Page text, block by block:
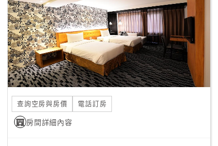
Line
線
上
客
服
紅
利
查
查詢空房與房價 電話訂房
房間詳細內容